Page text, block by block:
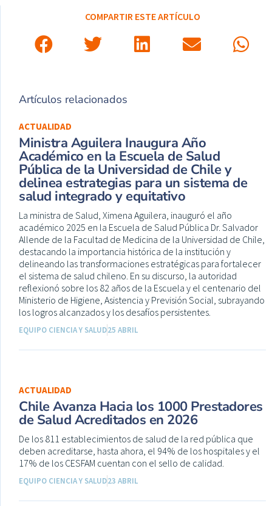
COMPARTIR ESTE ARTÍCULO
Artículos relacionados
ACTUALIDAD
Ministra Aguilera Inaugura Año
Académico en la Escuela de Salud
Pública de la Universidad de Chile y
delinea estrategias para un sistema de
salud integrado y equitativo
La ministra de Salud, Ximena Aguilera, inauguró el año
académico 2025 en la Escuela de Salud Pública Dr. Salvador
Allende de la Facultad de Medicina de la Universidad de Chile,
destacando la importancia histórica de la institución y
delineando las transformaciones estratégicas para fortalecer
el sistema de salud chileno. En su discurso, la autoridad
reflexionó sobre los 82 años de la Escuela y el centenario del
Ministerio de Higiene, Asistencia y Previsión Social, subrayando
los logros alcanzados y los desafíos persistentes.
EQUIPO CIENCIA Y SALUD25 ABRIL
ACTUALIDAD
Chile Avanza Hacia los 1000 Prestadores
de Salud Acreditados en 2026
De los 811 establecimientos de salud de la red pública que
deben acreditarse, hasta ahora, el 94% de los hospitales y el
17% de los CESFAM cuentan con el sello de calidad.
EQUIPO CIENCIA Y SALUD23 ABRIL